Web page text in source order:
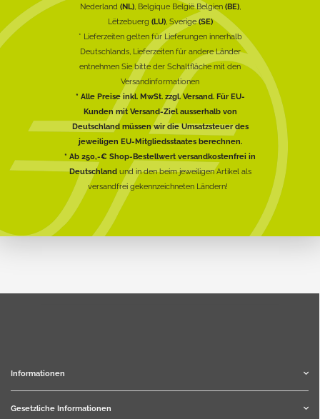
Nederland (NL), Belgique België Belgien (BE),
Lëtzebuerg (LU), Sverige(SE)
* Lieferzeiten gelten für Lieferungen innerhalb
Deutschlands, Lieferzeiten für andere Länder
entnehmen Sie bitte der Schaltfläche mit den
Versandinformationen
* Alle Preise inkl. MwSt. zzgl. Versand. Für EU-
Kunden mit Versand-Ziel ausserhalb von
Deutschland müssen wir die Umsatzsteuer des
jeweiligen EU-Mitgliedsstaates berechnen.
* Ab 250,-€ Shop-Bestellwert versandkostenfrei in
Deutschlandund in den beim jeweiligen Artikel als
versandfrei gekennzeichneten Ländern!
Informationen
Gesetzliche Informationen